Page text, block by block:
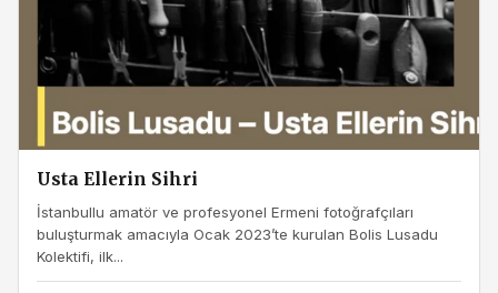
Usta Ellerin Sihri
İstanbullu amatör ve profesyonel Ermeni fotoğrafçıları
buluşturmak amacıyla Ocak 2023’te kurulan Bolis Lusadu
Kolektifi, ilk...